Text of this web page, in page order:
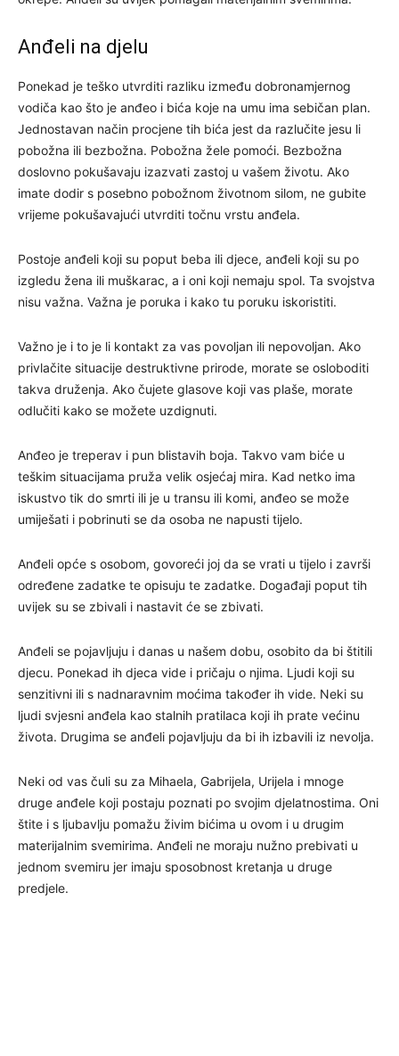
Anđeli na djelu
Ponekad je teško utvrditi razliku između dobronamjernog
vodiča kao što je anđeo i bića koje na umu ima sebičan plan.
Jednostavan način procjene tih bića jest da razlučite jesu li
pobožna ili bezbožna. Pobožna žele pomoći. Bezbožna
doslovno pokušavaju izazvati zastoj u vašem životu. Ako
imate dodir s posebno pobožnom životnom silom, ne gubite
vrijeme pokušavajući utvrditi točnu vrstu anđela.
Postoje anđeli koji su poput beba ili djece, anđeli koji su po
izgledu žena ili muškarac, a i oni koji nemaju spol. Ta svojstva
nisu važna. Važna je poruka i kako tu poruku iskoristiti.
Važno je i to je li kontakt za vas povoljan ili nepovoljan. Ako
privlačite situacije destruktivne prirode, morate se osloboditi
takva druženja. Ako čujete glasove koji vas plaše, morate
odlučiti kako se možete uzdignuti.
Anđeo je treperav i pun blistavih boja. Takvo vam biće u
teškim situacijama pruža velik osjećaj mira. Kad netko ima
iskustvo tik do smrti ili je u transu ili komi, anđeo se može
umiješati i pobrinuti se da osoba ne napusti tijelo.
Anđeli opće s osobom, govoreći joj da se vrati u tijelo i završi
određene zadatke te opisuju te zadatke. Događaji poput tih
uvijek su se zbivali i nastavit će se zbivati.
Anđeli se pojavljuju i danas u našem dobu, osobito da bi štitili
djecu. Ponekad ih djeca vide i pričaju o njima. Ljudi koji su
senzitivni ili s nadnaravnim moćima također ih vide. Neki su
ljudi svjesni anđela kao stalnih pratilaca koji ih prate većinu
života. Drugima se anđeli pojavljuju da bi ih izbavili iz nevolja.
Neki od vas čuli su za Mihaela, Gabrijela, Urijela i mnoge
druge anđele koji postaju poznati po svojim djelatnostima. Oni
štite i s ljubavlju pomažu živim bićima u ovom i u drugim
materijalnim svemirima. Anđeli ne moraju nužno prebivati u
jednom svemiru jer imaju sposobnost kretanja u druge
predjele.